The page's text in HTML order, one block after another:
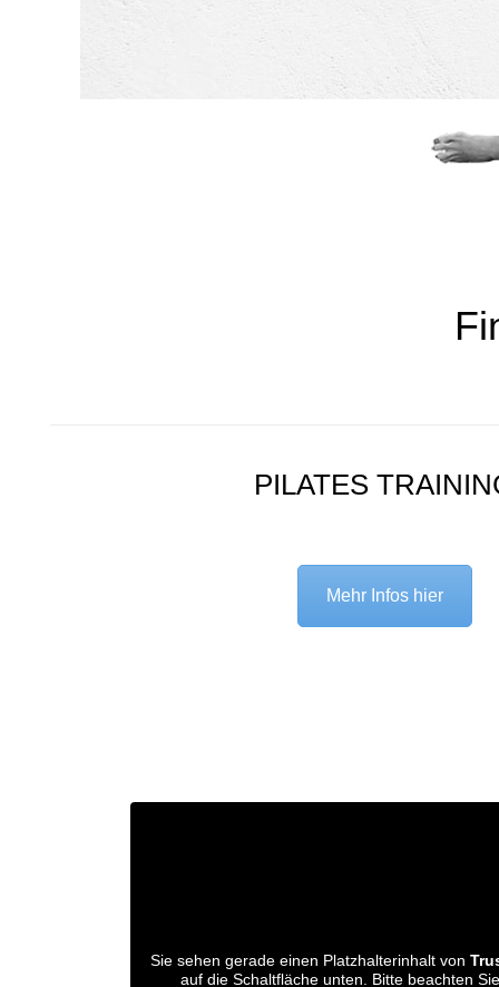
PILATES
Mehr Infos hier
Sie sehen gerade einen Platzhalterinhalt von
auf die Schaltfläche unten. Bitte beachten